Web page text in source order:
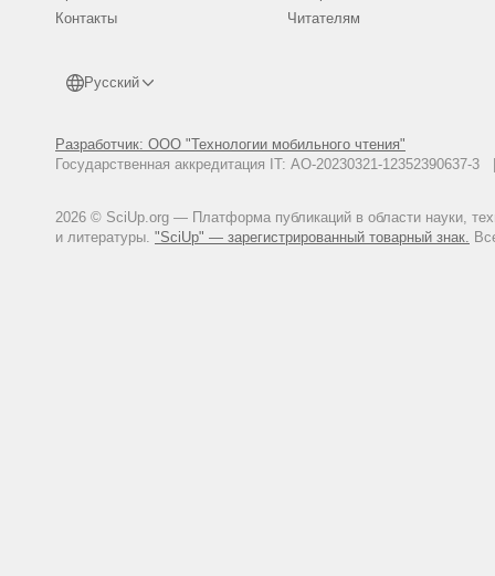
Контакты
Русский
Разработчик: ООО "Технологии мобильного чтения"
Государственная аккредитация IT: АО-20230321-
2026 © SciUp.org — Платформа публикаций в области науки,
и литературы. "SciUp" — зарегистрированный товарный знак.
Читателям